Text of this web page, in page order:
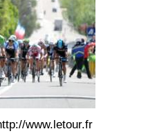
www.letour.fr